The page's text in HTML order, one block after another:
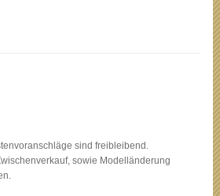
sind freibleibend.
sowie Modelländerung